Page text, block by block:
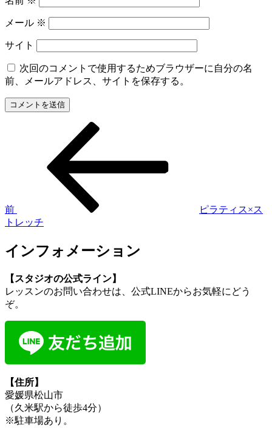
メール ※
サイト
次回のコメントで使用するためブラウザーに自分の名
前、メールアドレス、サイトを保存する。
ゲ
ー
シ
ン
前
ピラティス×ス
トレッチ
インフォメーション
【スタジオの公式ライン】
レッスンのお問い合わせは、公式LINEからお気軽にどう
ぞ。
【住所】
愛媛県松山市
（久米駅から徒歩4分）
※駐車場あり。